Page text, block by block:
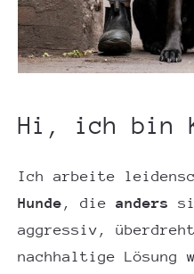
Hi, ich bin
Ich arbeite
Hunde , die anders
aggressiv,
nachhaltige